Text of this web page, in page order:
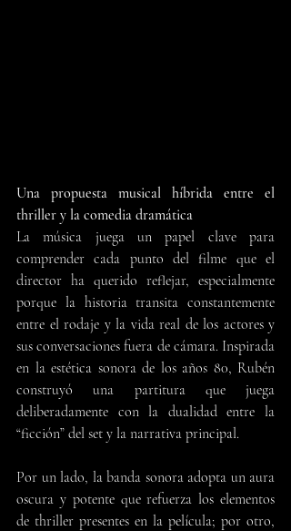
Una propuesta musical híbrida entre el
thriller y la comedia dramática
La música juega un papel clave para
comprender cada punto del filme que el
director ha querido reflejar, especialmente
porque la historia transita constantemente
entre el rodaje y la vida real de los actores y
sus conversaciones fuera de cámara. Inspirada
en la estética sonora de los años 80, Rubén
construyó una partitura que juega
deliberadamente con la dualidad entre la
“ficción” del set y la narrativa principal.
Por un lado, la banda sonora adopta un aura
oscura y potente que refuerza los elementos
de thriller presentes en la película; por otro,